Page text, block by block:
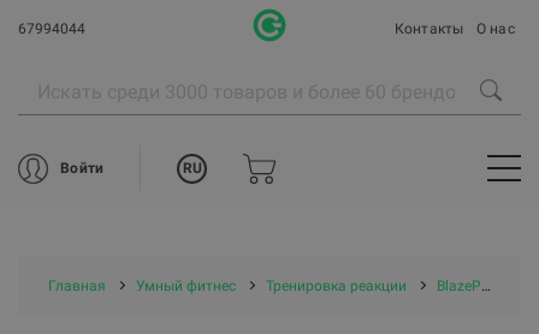
67994044 Контакты О нас
Войти RU
Главная Умный фитнес Тренировка реакции BlazePod Тренировка реакции